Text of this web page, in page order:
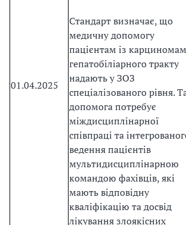
01.04.2025
Стандарт визначає, що
медичну допомогу
пацієнтам із
гепатобіліарного тракту
надають у ЗОЗ
спеціалізованого рівня.
допомога потребує
міждисциплінарної
співпраці та
ведення пацієнтів
мультидисциплінарною
командою фахівців, які
мають відповідну
кваліфікацію та досвід
лікування злоякісних